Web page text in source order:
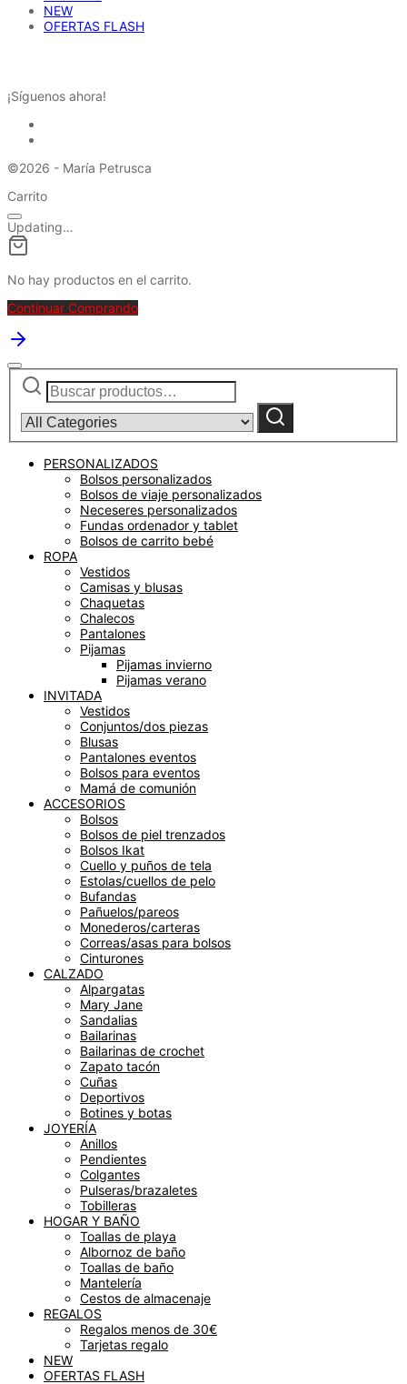
NEW
OFERTAS FLASH
¡Síguenos ahora!
©2026 - María Petrusca
Carrito
Updating…
No hay productos en el carrito.
Continuar Comprando
Buscar
por:
category:
Buscar
PERSONALIZADOS
Bolsos personalizados
Bolsos de viaje personalizados
Neceseres personalizados
Fundas ordenador y tablet
Bolsos de carrito bebé
ROPA
Vestidos
Camisas y blusas
Chaquetas
Chalecos
Pantalones
Pijamas
Pijamas invierno
Pijamas verano
INVITADA
Vestidos
Conjuntos/dos piezas
Blusas
Pantalones eventos
Bolsos para eventos
Mamá de comunión
ACCESORIOS
Bolsos
Bolsos de piel trenzados
Bolsos Ikat
Cuello y puños de tela
Estolas/cuellos de pelo
Bufandas
Pañuelos/pareos
Monederos/carteras
Correas/asas para bolsos
Cinturones
CALZADO
Alpargatas
Mary Jane
Sandalias
Bailarinas
Bailarinas de crochet
Zapato tacón
Cuñas
Deportivos
Botines y botas
JOYERÍA
Anillos
Pendientes
Colgantes
Pulseras/brazaletes
Tobilleras
HOGAR Y BAÑO
Toallas de playa
Albornoz de baño
Toallas de baño
Mantelería
Cestos de almacenaje
REGALOS
Regalos menos de 30€
Tarjetas regalo
NEW
OFERTAS FLASH